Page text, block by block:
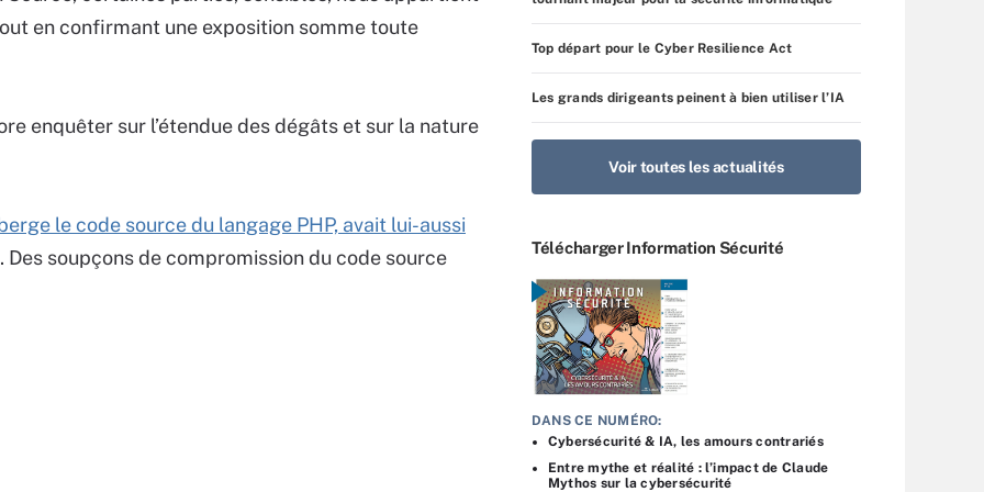
en confirmant une exposition somme toute
enquêter sur l’étendue des dégâts et sur la nature
le code source du langage PHP, avait lui-aussi
. Des soupçons de compromission du code source
Top départ pour le Cyber Resilience Act
Les grands dirigeants peinent à bien utiliser l’IA
Voir toutes les actualités
Télécharger Information Sécurité
DANS CE NUMÉRO:
Cybersécurité & IA, les amours contrariés
Entre mythe et réalité : l’impact de Claude
Mythos sur la cybersécurité